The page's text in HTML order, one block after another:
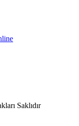
Saklıdır